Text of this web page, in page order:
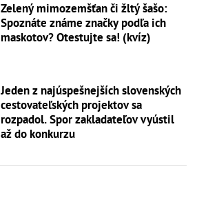
Zelený mimozemšťan či žltý šašo:
Spoznáte známe značky podľa ich
maskotov? Otestujte sa! (kvíz)
Jeden z najúspešnejších slovenských
cestovateľských projektov sa
rozpadol. Spor zakladateľov vyústil
až do konkurzu